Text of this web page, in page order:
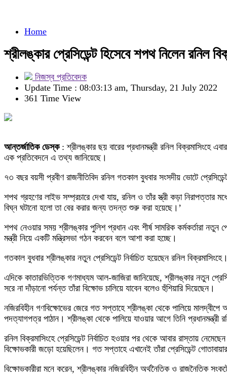
Home
শ্রীলঙ্কার প্রেসিডেন্ট হিসেবে শপথ নিলেন রনিল
নিজস্ব প্রতিবেদক
Update Time : 08:03:13 am, Thursday, 21 July 2022
361 Time View
আন্তর্জাতিক ডেস্ক: শ্রীলঙ্কার ছয় বারের প্রধানমন্ত্রী রনিল বিক্রমাসিংহে
এক প্রতিবেদনে এ তথ্য জানিয়েছে।
৭৩ বছর বয়সী প্রবীণ রাজনীতিবিদ রনিল গতকাল বুধবার সংসদীয় ভোটে
শপথ গ্রহণের লাইভ সম্প্রচারে দেখা যায়, রনিল ও তাঁর স্ত্রী কড়া নিরাপত্তার
বিঘ্ন ঘটানো হলো তা বের করার জন্য তদন্ত শুরু করা হয়েছে।’
শপথ নেওয়ার সময় শ্রীলঙ্কার পুলিশ প্রধান এবং শীর্ষ সামরিক কর্মকর্তারা
মন্ত্রী নিয়ে একটি মন্ত্রিসভা গঠন করবেন বলে আশা করা হচ্ছে।
গতকাল বুধবার শ্রীলঙ্কার নতুন প্রেসিডেন্ট নির্বাচিত হয়েছেন রনিল
এদিকে কাতারভিত্তিক গণমাধ্যম আল-জাজিরা জানিয়েছে, শ্রীলঙ্কার নতুন
সরে না দাঁড়ানো পর্যন্ত তাঁরা বিক্ষোভ চালিয়ে যাবেন বলেও হুঁশিয়ারি দিয়েছেন।
নজিরবিহীন গণবিক্ষোভের জেরে গত সপ্তাহে শ্রীলঙ্কা থেকে পালিয়ে
পদত্যাগপত্র পাঠান। শ্রীলঙ্কা থেকে পালিয়ে যাওয়ার আগে তিনি প্রধানমন্ত্রী
রনিল বিক্রমাসিংহে প্রেসিডেন্ট নির্বাচিত হওয়ার পর থেকে আবার রাস্তায়
বিক্ষোভকারী জড়ো হয়েছিলেন। গত সপ্তাহে এখানেই তাঁরা প্রেসিডেন্ট
বিক্ষোভকারীরা মনে করেন, শ্রীলঙ্কার নজিরবিহীন অর্থনৈতিক ও রাজনৈতিক